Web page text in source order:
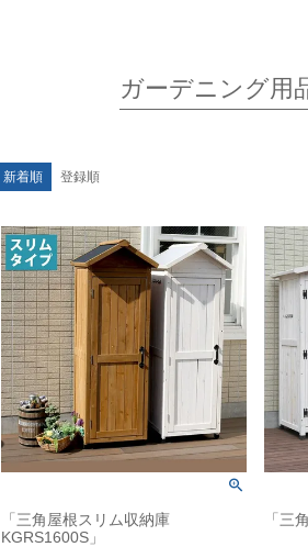
ガーデニング用
新着順 登録順
「三角屋根スリム収納庫
KGRS1600S」
「三